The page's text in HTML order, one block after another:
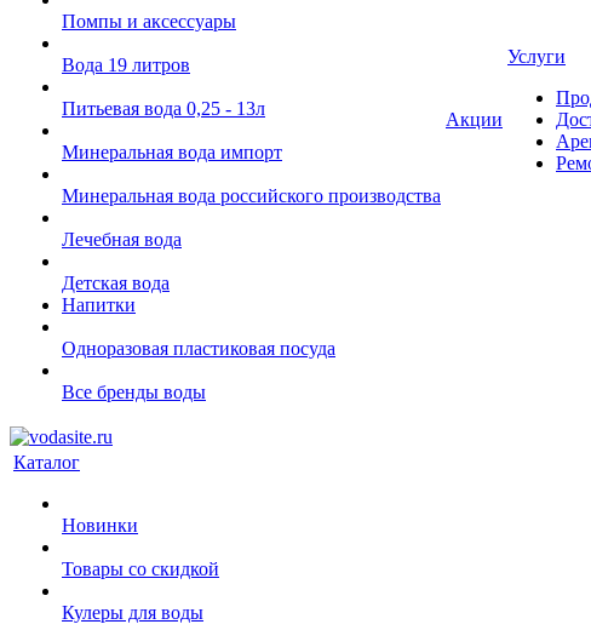
Помпы и аксессуары
Вода 19 литров
Питьевая вода 0,25 - 13л
Минеральная вода импорт
Минеральная вода российского производства
Лечебная вода
Детская вода
Напитки
Одноразовая пластиковая посуда
Все бренды воды
Акции
Услуги
Каталог
Новинки
Товары со скидкой
Кулеры для воды